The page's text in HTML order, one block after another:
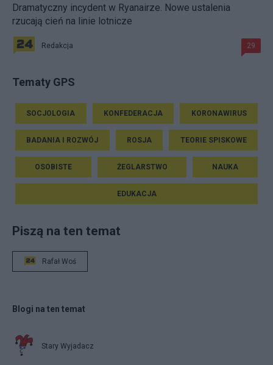
Dramatyczny incydent w Ryanairze. Nowe ustalenia
rzucają cień na linie lotnicze
Redakcja 29
Tematy GPS
SOCJOLOGIA KONFEDERACJA KORONAWIRUS
BADANIA I ROZWÓJ ROSJA TEORIE SPISKOWE
OSOBISTE ŻEGLARSTWO NAUKA
EDUKACJA
Piszą na ten temat
Rafał Woś
Blogi na ten temat
Stary Wyjadacz